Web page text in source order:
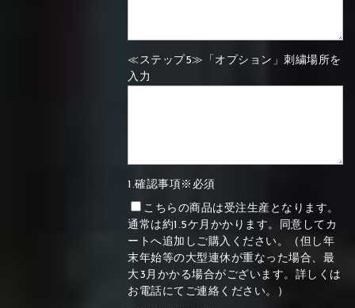
≪ステップ5≫「オプション」刺繍場所を
入力
1.確認事項※必須
こちらの商品は受注生産となります。
通常は約1.5ケ月かかります。同意してカ
ートへ追加しご購入ください。（但し年
末年始等の大型連休が重なった場合、最
大3月かかる場合がございます。詳しくは
お電話にてご連絡ください。）